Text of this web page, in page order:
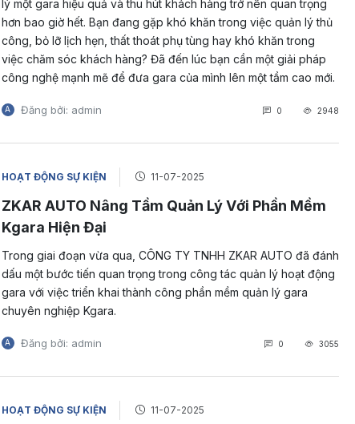
lý một gara hiệu quả và thu hút khách hàng trở nên quan trọng
hơn bao giờ hết. Bạn đang gặp khó khăn trong việc quản lý thủ
công, bỏ lỡ lịch hẹn, thất thoát phụ tùng hay khó khăn trong
việc chăm sóc khách hàng? Đã đến lúc bạn cần một giải pháp
công nghệ mạnh mẽ để đưa gara của mình lên một tầm cao mới.
A Đăng bởi: admin 0 2948
HOẠT ĐỘNG SỰ KIỆN 11-07-2025
ZKAR AUTO Nâng Tầm Quản Lý Với Phần Mềm
Kgara Hiện Đại
Trong giai đoạn vừa qua, CÔNG TY TNHH ZKAR AUTO đã đánh
dấu một bước tiến quan trọng trong công tác quản lý hoạt động
gara với việc triển khai thành công phần mềm quản lý gara
chuyên nghiệp Kgara.
A Đăng bởi: admin 0 3055
HOẠT ĐỘNG SỰ KIỆN 11-07-2025